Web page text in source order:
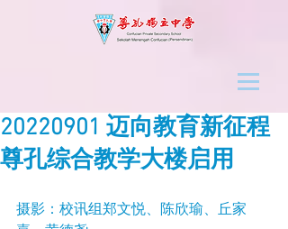
20220901 迈向教育新征程
尊孔综合教学大楼启用
摄影：校讯组郑文悦、陈欣瑜、丘家